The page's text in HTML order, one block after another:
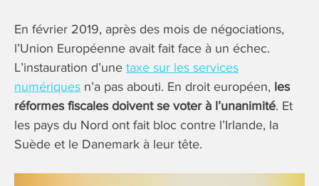
En février 2019, après des mois de négociations,
l’Union Européenne avait fait face à un échec.
L’instauration d’une taxe sur les services
numériques n’a pas abouti. En droit européen, les
réformes fiscales doivent se voter à l’unanimité. Et
les pays du Nord ont fait bloc contre l’Irlande, la
Suède et le Danemark à leur tête.